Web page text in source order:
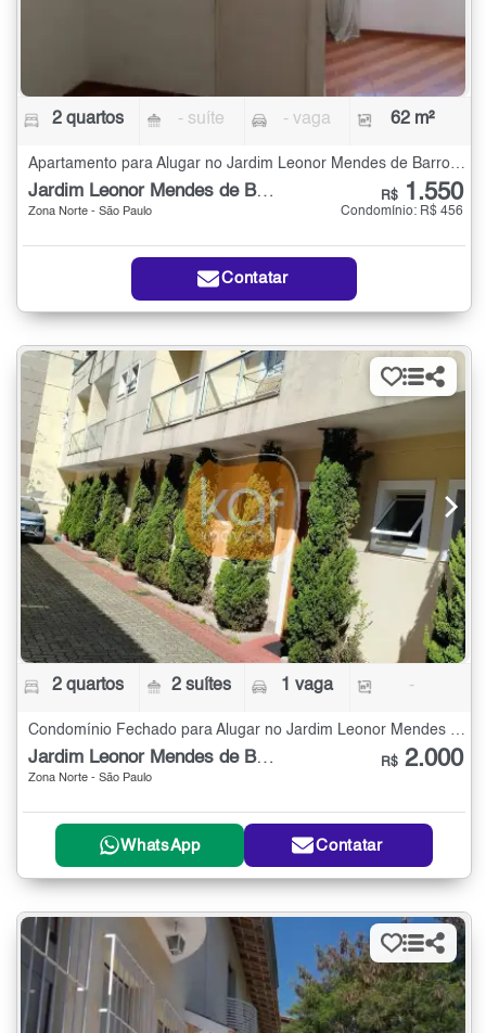
2 quartos - suíte - vaga 62 m²
Jardim Leonor Mendes de Barros
Zona Norte - São Paulo
R$ 1.550
Condomínio: R$ 456
Contatar
2 quartos 2 suítes 1 vaga -
Condomínio Fechado para Alugar no Jardim Leonor Mendes de Barros com 2 quartos
Jardim Leonor Mendes de Barros
Zona Norte - São Paulo
R$ 2.000
WhatsApp Contatar